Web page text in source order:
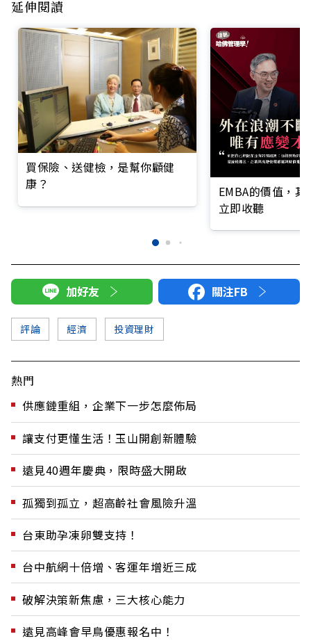
延伸閱讀
買保險、送健檢，是幫你顧健
康？
EMBA的價值，
立即收聽
加好友 關注FB
評論 經濟 投資理財
熱門
供應鏈重組，企業下一步怎麼佈局
讓支付更懂生活！玉山開創新體驗
遠見40週年慶典，限時盛大開啟
孤獨到孤立，超高齡社會風險升溫
台東助孕凍卵雙支持！
台中航網十倍增、客運年增近三成
破解決策新焦慮，三大核心能力
遠見高峰會早鳥優惠報名中！